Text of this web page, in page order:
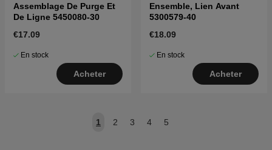
Assemblage De Purge Et
De Ligne 5450080-30
€17.09
En stock
Acheter
Ensemble, Lien Avant
5300579-40
€18.09
En stock
Acheter
1 2 3 4 5